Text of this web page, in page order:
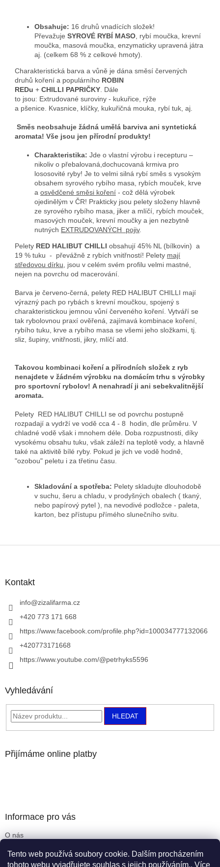
Tento web používá soubory cookie. Dalším procházením
tohoto webu vyjadřujete souhlas s jejich používáním.. Více
Obsahuje: 16 druhů vnadících složek!
Převažuje SYROVÉ RYBÍ MASO, rybí moučka, krevní
moučka, masová moučka, enzymaticky upravená játra
aj. (celkem 68 % z celkové hmoty).
Charakteristická barva a vůně je dána směsí červených
druhů koření a populárního ROBIN
REDu + CHILLI PAPRIČKY. Dále
to jsou: Extrudované suroviny - kukuřice, rýže
a pšenice. Kvasnice, klíčky, kukuřičná mouka, rybí tuk, aj.
Směs neobsahuje žádná umělá barviva ani syntetická
aromata! Vše jsou jen přírodní produkty!
Charakteristika: Jde o vlastní výrobu i recepturu –
nikoliv o přebalovaná,dochucovaná krmiva pro
lososovité ryby! Je to velmi silná rybí směs s vysokým
obsahem syrového rybího masa, rybích mouček, krve
a osvědčené směsi koření - což dělá výrobek
ojedinělým v ČR! Prakticky jsou pelety složeny hlavně
ze syrového rybího masa, jiker a mlíčí, rybích mouček,
masových mouček, krevní moučky a jen nezbytně
nutných EXTRUDOVANÝCH pojiv.
Pelety RED HALIBUT CHILLI obsahují 45% NL (bílkovin) a
19 % tuku - převážně z rybích vnitřností! Pelety mají
středovou dírku, jsou v celém svém profilu velmi mastné,
nejen na povrchu od macerování.
Barva je červeno-černá, pelety RED HALIBUT CHILLI mají
výrazný pach po rybách s krevní moučkou, spojený s
charakteristickou jemnou vůní červeného koření. Vytváří se
tak rybolovnou praxí ověřená, zajímavá kombinace koření,
rybího tuku, krve a rybího masa se všemi jeho složkami, tj.
sliz, šupiny, vnitřnosti, jikry, mlíčí atd.
Takovou kombinaci koření a přírodních složek z ryb
nenajdete v žádném výrobku na domácím trhu s výrobky
pro sportovní rybolov! A nenahradí ji ani sebekvalitnější
aromata.
Pelety RED HALIBUT CHILLI se od povrchu postupně
rozpadají a vydrží ve vodě cca 4 - 8 hodin, dle průměru. V
chladné vodě však i mnohem déle. Doba rozpustnosti, díky
vysokému obsahu tuku, však záleží na teplotě vody, a hlavně
také na aktivitě bílé ryby. Pokud je jich ve vodě hodně,
"ozobou" peletu i za třetinu času.
Skladování a spotřeba: Pelety skladujte dlouhodobě
v suchu, šeru a chladu, v prodyšných obalech ( tkaný,
nebo papírový pytel ), na nevodivé podložce - paleta,
karton, bez přístupu přímého slunečního svitu.
Kontakt
info@zizalifarma.cz
+420 773 171 668
https://www.facebook.com/profile.php?id=100034777132066
+420773171668
https://www.youtube.com/@petrhyks5596
Vyhledávání
HLEDAT
Přijímáme online platby
Informace pro vás
O nás
Podmínky ochrany osobních údajů